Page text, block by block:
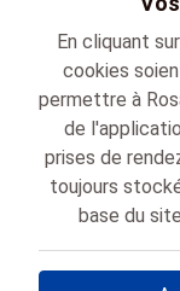
+32 2 477 20 87
Langues parlées
Français (Français)
En cliquant
cookies
permettre à
de
prises de
toujours
base du